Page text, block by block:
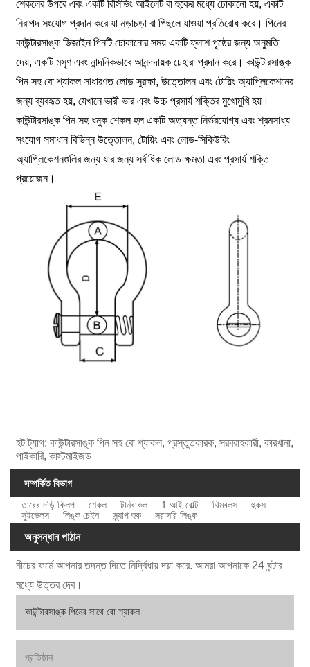
শেকলের উপরে এবং একটি রিসিভিং আইলেট বা হুকের মধ্যে ঢোকানো হয়, একটি
নিরাপদ সংযোগ প্রদান করে যা নড়াচড়া বা পিছলে যাওয়া প্রতিরোধ করে। পিনের
কাউন্টারসাঙ্ক ডিজাইন পিনটি ঢোকানোর সময় একটি ফ্লাশ পৃষ্ঠের জন্য অনুমতি
দেয়, একটি মসৃণ এবং নান্দনিকভাবে আনন্দদায়ক চেহারা প্রদান করে। কাউন্টারসাঙ্ক
পিন সহ বো শ্যাকল সাধারণত লোড সুরক্ষা, উত্তোলন এবং টোয়িং অ্যাপ্লিকেশনের
জন্য ব্যবহৃত হয়, যেখানে ভারী ভার এবং উচ্চ প্রসার্য শক্তির মুখোমুখি হয়।
কাউন্টারসাঙ্ক পিন সহ ধনুক শেকল হল একটি অত্যন্ত নির্ভরযোগ্য এবং শ্রমসাধ্য
সংযোগ সমাধান বিভিন্ন উত্তোলন, টোয়িং এবং লোড-সিকিউরিং
অ্যাপ্লিকেশনগুলির জন্য যার জন্য সর্বাধিক লোড ক্ষমতা এবং প্রসার্য শক্তি
প্রয়োজন।
হট ট্যাগ: কাউন্টারসাঙ্ক পিন সহ বো শ্যাকল, প্রস্তুতকারক, সরবরাহকারী, কারখানা,
পাইকারি, কাস্টমাইজড
সম্পর্কিত বিভাগ
তারের দড়ি ক্লিপ
শেকল টার্নবাকল 1 আই বোল্ট থিম্বলস
হুকস
সুইভেলস
লিঙ্ক চেইন স্ন্যাপ হুক সরাসরি লিঙ্ক
অনুসন্ধান পাঠান
নীচের ফর্মে আপনার তদন্ত দিতে নির্দ্বিধায় দয়া করে. আমরা আপনাকে 24 ঘন্টার
মধ্যে উত্তর দেব।